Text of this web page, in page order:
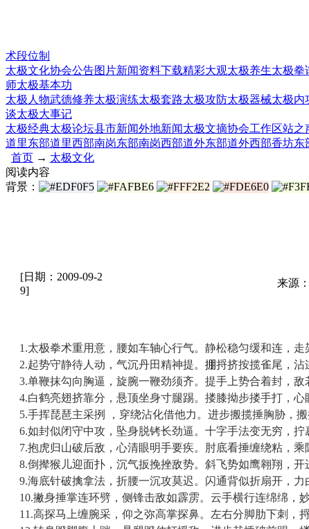
术段位制
太极文化协会公告图片新闻资料下载精彩大观太极养生太极拳
师太极基本功
太极人物武德修养太极演练太极套路太极攻防太极器械太极内
谈太极大事记
太极经典太极论坛县市新闻外地新闻太极文摘协会工作区站之
道里东部道里西部南岗东部南岗西部道外东部道外西部香坊东
首页 → 太极文化
阅读内容
背景：
[日期：2009-09-2
9]
来源
1.太极拳术重用意，腰如车轴心行气。静松稳匀缓和连，走
2.起势守静待人动，气沉丹田精神提。 掤捋挤按揽雀尾，沾
3.单鞭抹勾向胸逼，旋腕一鞭劲须齐。提手上势合着封，敌
4.白鹤亮翅挤靠分，悬顶坐身寸腿踢。搂膝拗步搂手打，心
5.手挥琵琶主采挒
，穿绕沾化借他力。进步搬揽捶胸胁，搬
6.如封似闭守中攻，坠身脱铐长劲逼。十字手法变无穷，拧
7.抱虎归山破后敌，心清眼明手要疾。肘底看捶缠绕粘，乘
8.倒撵猴儿迎面扑，沉气扳挽挫敌势。斜飞势如鹰翱翔，开
9.海底针破擒拿法，折腰一沉攻莫迟。闪通背似折扇开，力
10.撇身捶掌连环劈，侧锋击敌如霹雳。云手横行连绵绵，
11.高探马上缠腕采，仰之弥高掌探鼻。左右分脚肋下刺，